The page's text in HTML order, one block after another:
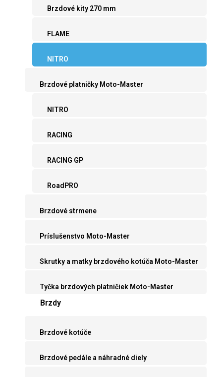
Brzdové kity 270 mm
FLAME
NITRO
Brzdové platničky Moto-Master
NITRO
RACING
RACING GP
RoadPRO
Brzdové strmene
Príslušenstvo Moto-Master
Skrutky a matky brzdového kotúča Moto-Master
Tyčka brzdových platničiek Moto-Master
Brzdy
Brzdové kotúče
Brzdové pedále a náhradné diely